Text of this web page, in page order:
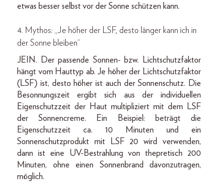
etwas besser selbst vor der Sonne schützen kann.
4. Mythos: „Je höher der LSF, desto länger kann ich in
der Sonne bleiben“
JEIN. Der passende Sonnen- bzw. Lichtschutzfaktor
hängt vom Hauttyp ab. Je höher der Lichtschutzfaktor
(LSF) ist, desto höher ist auch der Sonnenschutz. Die
Besonnungszeit ergibt sich aus der individuellen
Eigenschutzzeit der Haut multipliziert mit dem LSF
der Sonnencreme. Ein Beispiel: beträgt die
Eigenschutzzeit ca. 10 Minuten und ein
Sonnenschutzprodukt mit LSF 20 wird verwenden,
dann ist eine UV-Bestrahlung von thepretisch 200
Minuten, ohne einen Sonnenbrand davonzutragen,
möglich.